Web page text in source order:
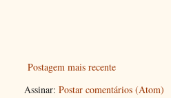
Postagem mais recente
Assinar: Postar comentários (Atom)